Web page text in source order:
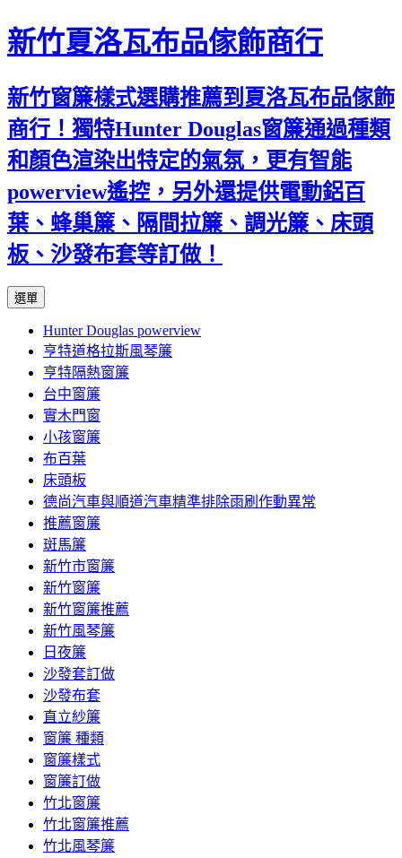
新竹夏洛瓦布品傢飾商行
新竹窗簾樣式選購推薦到夏洛瓦布品傢飾
商行！獨特Hunter Douglas窗簾通過種類
和顏色渲染出特定的氣氛，更有智能
powerview遙控，另外還提供電動鋁百
葉、蜂巢簾、隔間拉簾、調光簾、床頭
板、沙發布套等訂做！
選單
內
容
Hunter Douglas powerview
亨特道格拉斯風琴簾
亨特隔熱窗簾
台中窗簾
實木門窗
小孩窗簾
布百葉
床頭板
德尚汽車與順道汽車精準排除雨刷作動異常
推薦窗簾
斑馬簾
新竹市窗簾
新竹窗簾
新竹窗簾推薦
新竹風琴簾
日夜簾
沙發套訂做
沙發布套
直立紗簾
窗簾 種類
窗簾樣式
窗簾訂做
竹北窗簾
竹北窗簾推薦
竹北風琴簾